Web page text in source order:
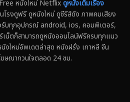
หนังใหม่ Netflixดูหนังเต็มเรื่อง
รงดูฟรี ดูหนังใหม่ ดูซีรีส์ดัง ภาพคมเสียง
รับทุกอุปกรณ์ android, ios, คอมพิเตอร์,
น็ตก็สามารถดูหนังออนไลน์ฟรีครบทุกแนว
งใหม่อัพเดตล่าสุด หนังฝรั่ง เกาหลี จีน
ษณากวนใจตลอด 24 ชม.